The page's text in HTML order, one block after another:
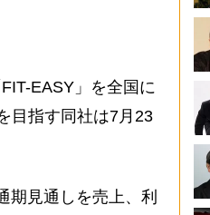
EASY」を全国に
目指す同社は7月23
見通しを売上、利